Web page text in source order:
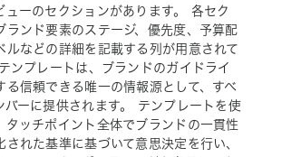
ューのセクションがあります。 各セク
ランド要素のステージ、優先度、予算配
ルなどの詳細を記載する列が用意されて
ンプレートは、ブランドのガイドライ
る信頼できる唯一の情報源として、すべ
バーに提供されます。 テンプレートを使
タッチポイント全体でブランドの一貫性
された基準に基づいて意思決定を行い、